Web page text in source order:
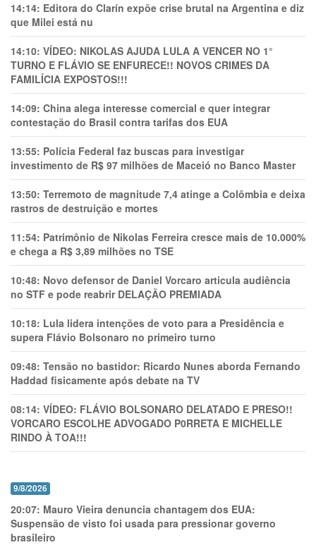
14:14: Editora do Clarín expõe crise brutal na Argentina e diz
que Milei está nu
14:10: VÍDEO: NIKOLAS AJUDA LULA A VENCER NO 1°
TURNO E FLÁVIO SE ENFURECE!! NOVOS CRIMES DA
FAMILÍCIA EXPOSTOS!!!
14:09: China alega interesse comercial e quer integrar
contestação do Brasil contra tarifas dos EUA
13:55: Polícia Federal faz buscas para investigar
investimento de R$ 97 milhões de Maceió no Banco Master
13:50: Terremoto de magnitude 7,4 atinge a Colômbia e deixa
rastros de destruição e mortes
11:54: Patrimônio de Nikolas Ferreira cresce mais de 10.000%
e chega a R$ 3,89 milhões no TSE
10:48: Novo defensor de Daniel Vorcaro articula audiência
no STF e pode reabrir DELAÇÃO PREMIADA
10:18: Lula lidera intenções de voto para a Presidência e
supera Flávio Bolsonaro no primeiro turno
09:48: Tensão no bastidor: Ricardo Nunes aborda Fernando
Haddad fisicamente após debate na TV
08:14: VÍDEO: FLÁVIO BOLSONARO DELATADO E PRESO!!
VORCARO ESCOLHE ADVOGADO P0RRETA E MICHELLE
RINDO À TOA!!!
9/8/2026
20:07: Mauro Vieira denuncia chantagem dos EUA:
Suspensão de visto foi usada para pressionar governo
brasileiro